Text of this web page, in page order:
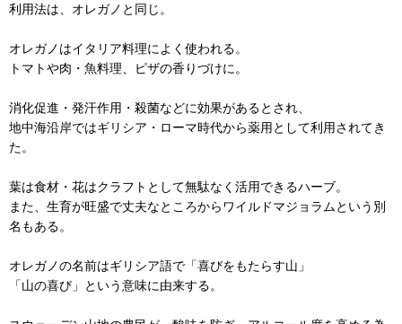
利用法は、オレガノと同じ。
オレガノはイタリア料理によく使われる。
トマトや肉・魚料理、ピザの香りづけに。
消化促進・発汗作用・殺菌などに効果があるとされ、
地中海沿岸ではギリシア・ローマ時代から薬用として利用されてき
た。
葉は食材・花はクラフトとして無駄なく活用できるハーブ。
また、生育が旺盛で丈夫なところからワイルドマジョラムという別
名もある。
オレガノの名前はギリシア語で「喜びをもたらす山」
「山の喜び」という意味に由来する。